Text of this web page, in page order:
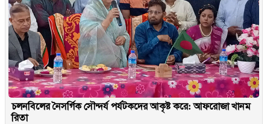
চলনবিলের নৈসর্গিক সৌন্দর্য পর্যটকদের আকৃষ্ট করে: আফরোজা খানম
রিতা